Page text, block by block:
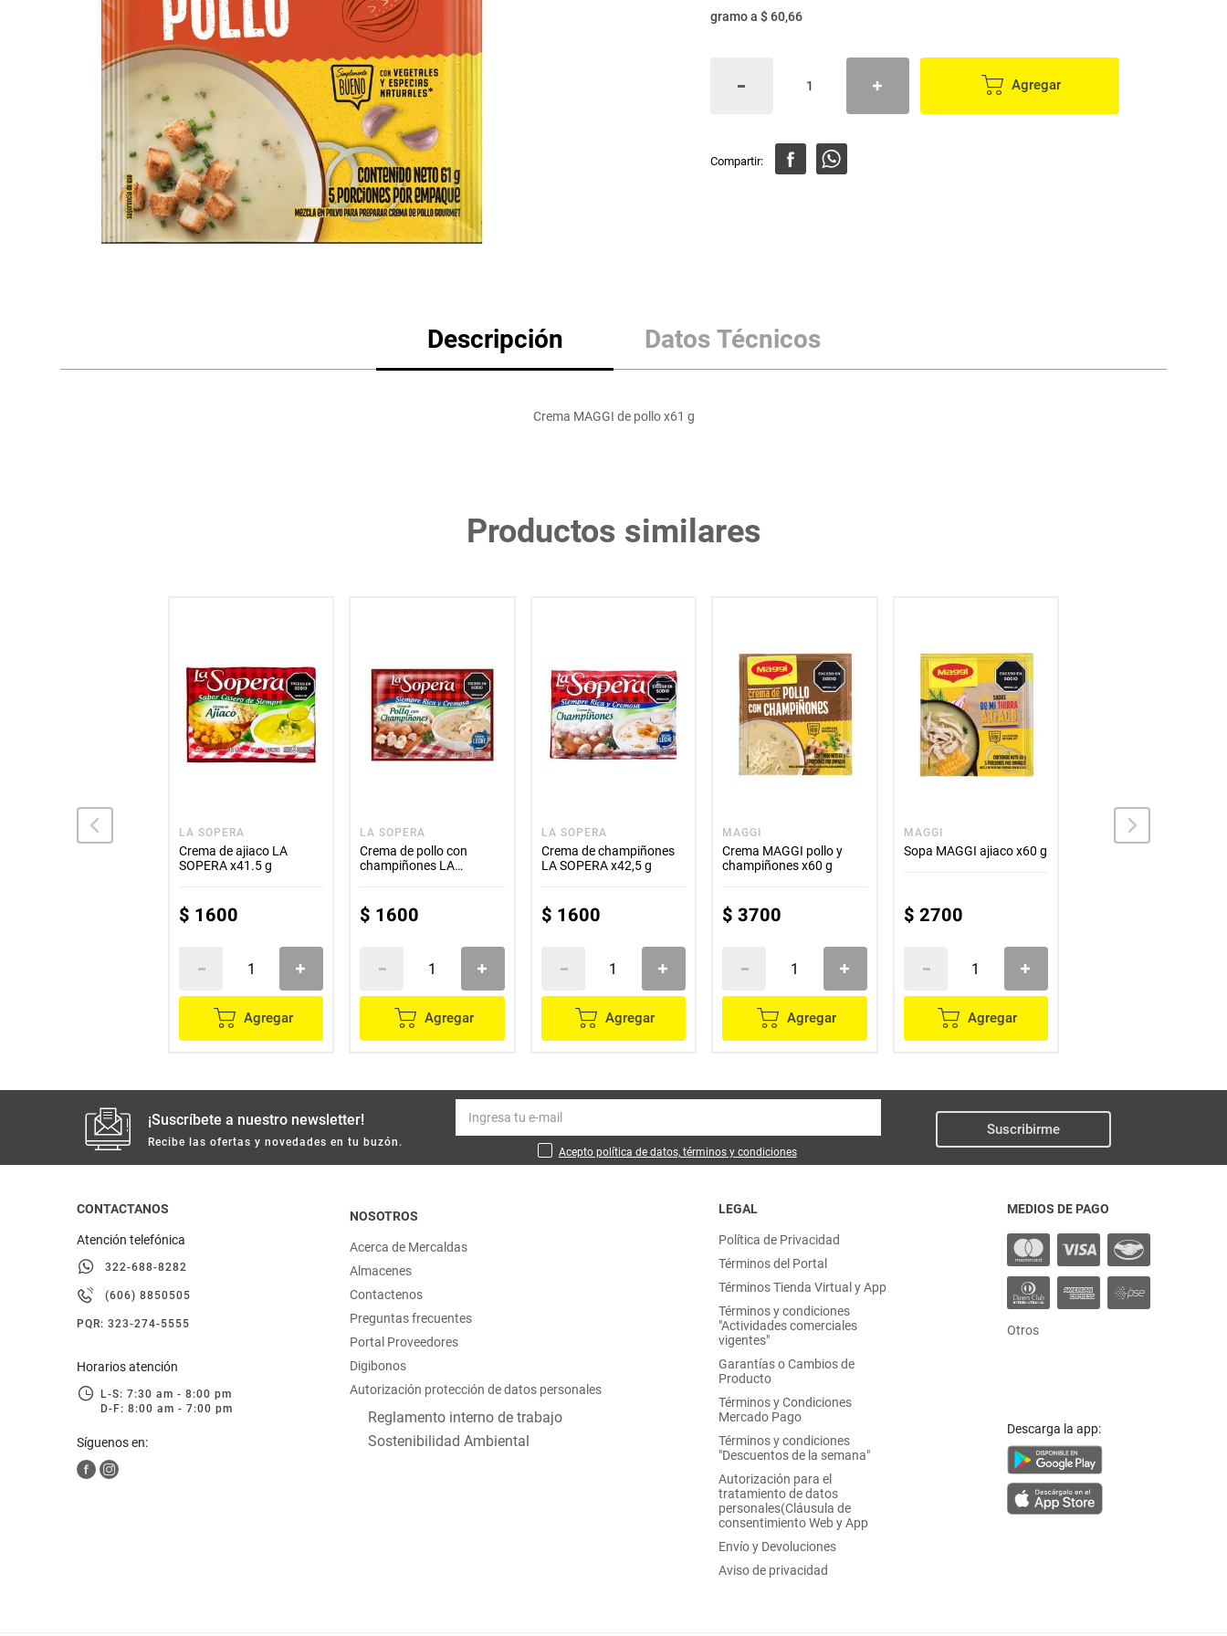
lácteos y refrigerados
vinos y licores
cuidado del bebé
mascotas
otros
gramoa $ 60,66
Agregar
Descripción Datos Técnicos
Crema MAGGI de pollo x61 g
Productos similares
LA SOPERA
Crema de ajiaco LA
SOPERA x41.5 g
$ 1600
Agregar
LA SOPERA
Crema de pollo con
champiñones LA
$ 1600
Agregar
LA SOPERA
Crema de champiñones
LA SOPERA x42,5 g
$ 1600
Agregar
MAGGI
Crema MAGGI pollo y
champiñones x60 g
$ 3700
Agregar
MAGGI
Sopa MAGGI ajiaco x60 g
$ 2700
Agregar
LA SOPERA
¡Suscríbete a nuestro newsletter!
Recibe las ofertas y novedades en tu buzón.
Acepto política de datos, términos y condiciones
Suscribirme
CONTACTANOS
Atención telefónica
322-688-8282
(606) 8850505
PQR: 323-274-5555
Horarios atención
L-S: 7:30 am - 8:00 pm
D-F: 8:00 am - 7:00 pm
Síguenos en:
NOSOTROS
Acerca de Mercaldas
Almacenes
Contactenos
Preguntas frecuentes
Portal Proveedores
Digibonos
Autorización protección de datos personales
Reglamento interno de trabajo
Sostenibilidad Ambiental
LEGAL
Política de Privacidad
Términos del Portal
Términos Tienda Virtual y App
Términos y condiciones
"Actividades comerciales
vigentes"
Garantías o Cambios de
Producto
Términos y Condiciones
Mercado Pago
Términos y condiciones
"Descuentos de la semana"
Autorización para el
tratamiento de datos
personales(Cláusula de
consentimiento Web y App
Envío y Devoluciones
Aviso de privacidad
MEDIOS DE PAGO
Otros
Descarga la app:
Aceite